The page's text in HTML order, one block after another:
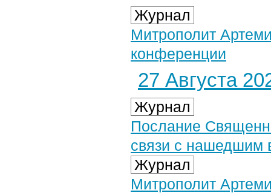
Журнал
Митрополит
конференции
27 Августа
Журнал
Послание
связи с нашедшим
Журнал
Митрополит